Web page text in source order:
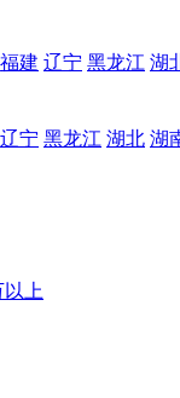
福建 辽宁 黑龙江 湖
辽宁 黑龙江 湖北 湖
以上